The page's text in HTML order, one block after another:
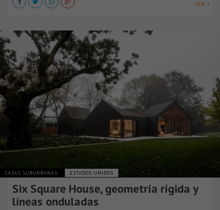
VER +
CASAS SUBURBANAS ESTADOS UNIDOS
Six Square House, geometría rígida y
líneas onduladas